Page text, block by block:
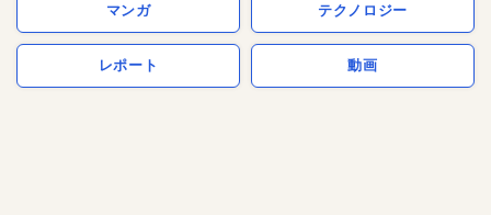
マンガ テクノロジー
レポート 動画